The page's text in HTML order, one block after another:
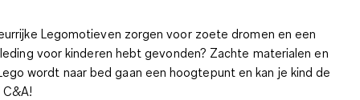
Legomotieven zorgen voor zoete dromen en een
voor kinderen hebt gevonden? Zachte materialen en
wordt naar bed gaan een hoogtepunt en kan je kind de